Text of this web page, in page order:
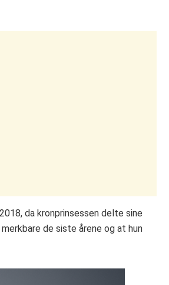
da kronprinsessen delte sine
de siste årene og at hun